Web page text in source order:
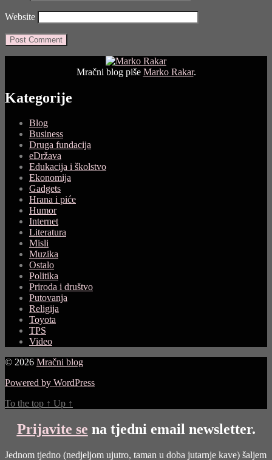
Website
Mračni blog piše Marko Rakar.
Kategorije
Blog
Business
Druga fundacija
eDržava
Edukacija i školstvo
Ekonomija
Gadgets
Hrana i piće
Humor
Internet
Literatura
Misli
Muzika
Ostalo
Politika
Priroda i društvo
Putovanja
Religija
Toyota
TPS
Video
© 2026 Mračni blog
Powered by WordPress
To the top ↑ Up ↑
Prijavite se na tjedni email newsletter.
Jednom tjedno (nedjeljom ujutro, taman u doba jutarnje kave) šaljem